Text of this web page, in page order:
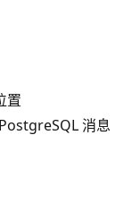
置
消息